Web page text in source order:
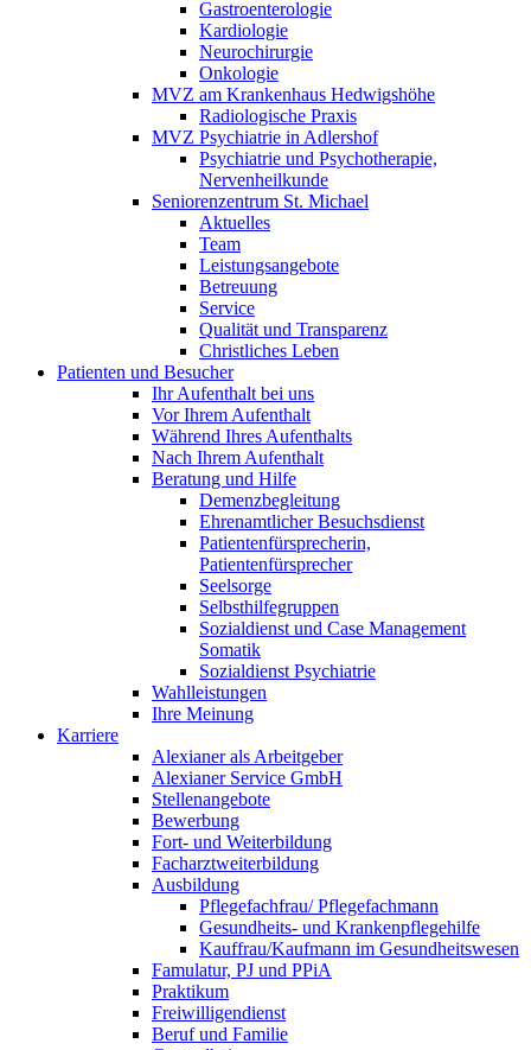
Gastroenterologie
Kardiologie
Neurochirurgie
Onkologie
MVZ am Krankenhaus Hedwigshöhe
Radiologische Praxis
MVZ Psychiatrie in Adlershof
Psychiatrie und Psychotherapie,
Nervenheilkunde
Seniorenzentrum St. Michael
Aktuelles
Team
Leistungsangebote
Betreuung
Service
Qualität und Transparenz
Christliches Leben
Patienten und Besucher
Ihr Aufenthalt bei uns
Vor Ihrem Aufenthalt
Während Ihres Aufenthalts
Nach Ihrem Aufenthalt
Beratung und Hilfe
Demenzbegleitung
Ehrenamtlicher Besuchsdienst
Patientenfürsprecherin,
Patientenfürsprecher
Seelsorge
Selbsthilfegruppen
Sozialdienst und Case Management
Somatik
Sozialdienst Psychiatrie
Wahlleistungen
Ihre Meinung
Karriere
Alexianer als Arbeitgeber
Alexianer Service GmbH
Stellenangebote
Bewerbung
Fort- und Weiterbildung
Facharztweiterbildung
Ausbildung
Pflegefachfrau/ Pflegefachmann
Gesundheits- und Krankenpflegehilfe
Kauffrau/Kaufmann im Gesundheitswesen
Famulatur, PJ und PPiA
Praktikum
Freiwilligendienst
Beruf und Familie